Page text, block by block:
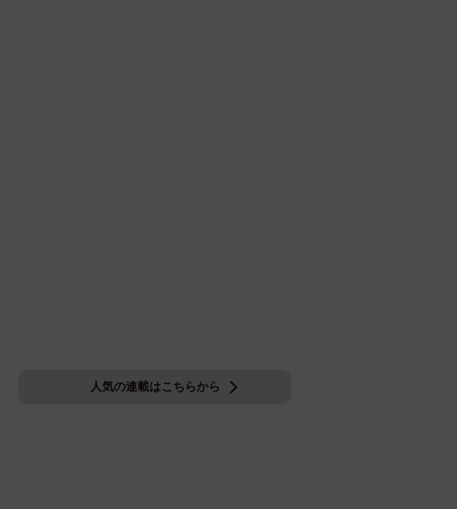
人気の連載はこちらから